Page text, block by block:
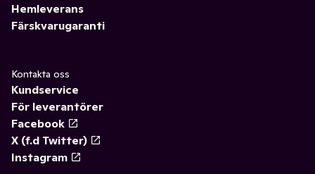
Hemleverans
Färskvarugaranti
Kontakta oss
Kundservice
För leverantörer
Facebook
X (f.d Twitter)
Instagram